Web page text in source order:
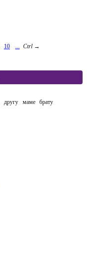
10 Ctrl →
другу маме брату